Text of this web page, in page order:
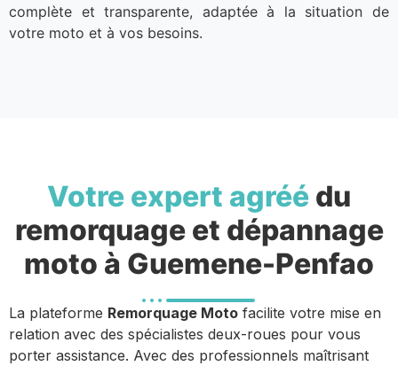
complète et transparente, adaptée à la situation de
votre moto et à vos besoins.
Votre expert agréé du
remorquage et dépannage
moto à Guemene-Penfao
La plateforme Remorquage Moto facilite votre mise en
relation avec des spécialistes deux-roues pour vous
porter assistance. Avec des professionnels maîtrisant